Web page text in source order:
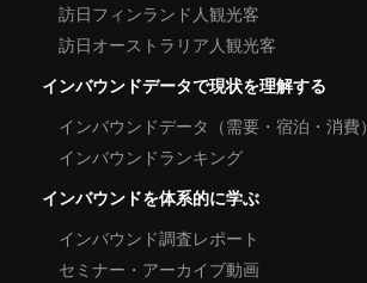
訪日フィンランド人観光客
訪日オーストラリア人観光客
インバウンドデータで現状を理解する
インバウンドデータ（需要・宿泊・消費）
インバウンドランキング
インバウンドを体系的に学ぶ
インバウンド調査レポート
セミナー・アーカイブ動画